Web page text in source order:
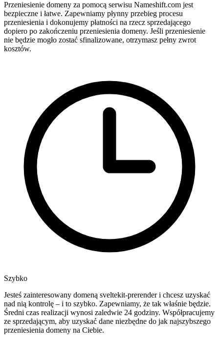
Przeniesienie domeny za pomocą serwisu Nameshift.com jest
bezpieczne i łatwe. Zapewniamy płynny przebieg procesu
przeniesienia i dokonujemy płatności na rzecz sprzedającego
dopiero po zakończeniu przeniesienia domeny. Jeśli przeniesienie
nie będzie mogło zostać sfinalizowane, otrzymasz pełny zwrot
kosztów.
Szybko
Jesteś zainteresowany domeną sveltekit-prerender i chcesz uzyskać
nad nią kontrolę – i to szybko. Zapewniamy, że tak właśnie będzie.
Średni czas realizacji wynosi zaledwie 24 godziny. Współpracujemy
ze sprzedającym, aby uzyskać dane niezbędne do jak najszybszego
przeniesienia domeny na Ciebie.